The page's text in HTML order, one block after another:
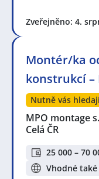
Zveřejněno: 4.
Montér/ka
konstrukcí –
Nutně vás
MPO montage
Celá ČR
25 000 – 70
Vhodné